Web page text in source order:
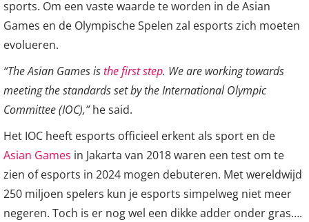
sports. Om een vaste waarde te worden in de Asian
Games en de Olympische Spelen zal esports zich moeten
evolueren.
“The Asian Games isthe first step. We are working towards
meeting the standards set by the International Olympic
Committee (IOC),”he said.
Het IOC heeft esports officieel erkent als sport en de
Asian Games in Jakarta van 2018 waren een test om te
zien of esports in 2024 mogen debuteren. Met wereldwijd
250 miljoen spelers kun je esports simpelweg niet meer
negeren. Toch is er nog wel een dikke adder onder gras….